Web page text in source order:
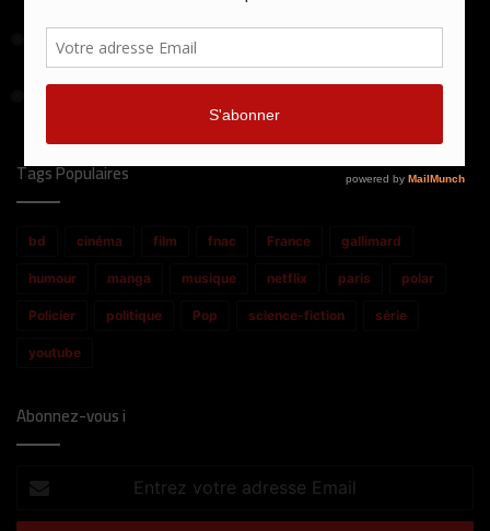
Death Game : la rédemption ou la mort !
Knock Out ! Le boxeur sonné par la vie.
Tags Populaires
bd cinéma film fnac France gallimard
humour manga musique netflix paris polar
Policier politique Pop science-fiction série
youtube
Abonnez-vous i
adresse